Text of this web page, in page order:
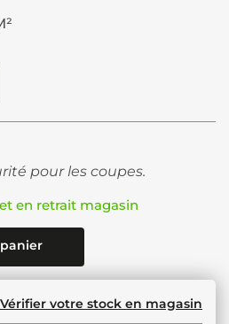
pour les coupes.
en retrait magasin
Vérifier votre stock en magasin